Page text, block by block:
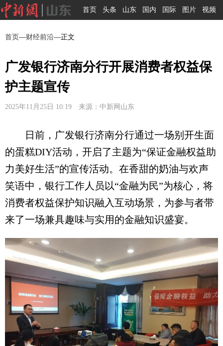
首页 头条 山东 国内 国际 图片 视频
首页—财经前沿—正文
广发银行济南分行开展消费者权益保
护主题宣传
2025年11月25日 10:19 来源：中新网山东
日前，广发银行济南分行通过一场别开生面
的蛋糕DIY活动，开启了主题为“保证金融权益助
力美好生活”的宣传活动。在香甜的奶油与欢声
笑语中，银行工作人员以“金融为民”为核心，将
消费者权益保护知识融入互动场景，为参与者带
来了一场兼具趣味与实用的金融知识盛宴。